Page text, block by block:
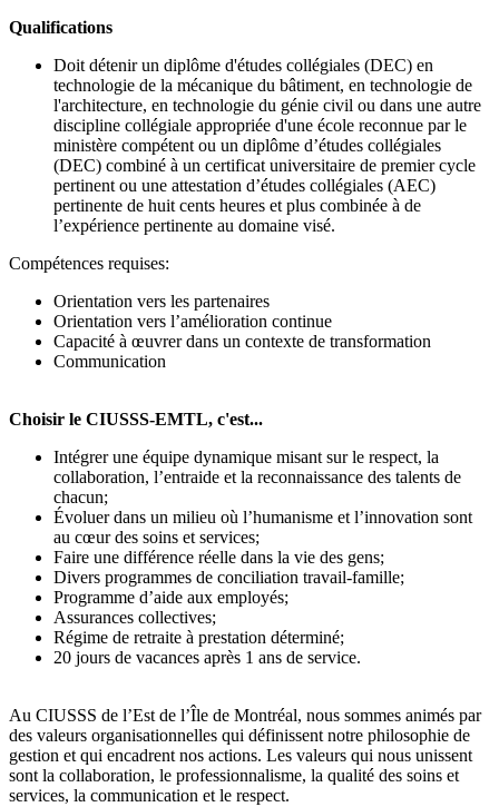
Qualifications
Doit détenir un diplôme d'études collégiales (DEC) en
technologie de la mécanique du bâtiment, en technologie de
l'architecture, en technologie du génie civil ou dans une autre
discipline collégiale appropriée d'une école reconnue par le
ministère compétent ou un diplôme d’études collégiales
(DEC) combiné à un certificat universitaire de premier cycle
pertinent ou une attestation d’études collégiales (AEC)
pertinente de huit cents heures et plus combinée à de
l’expérience pertinente au domaine visé.
Compétences requises:
Orientation vers les partenaires
Orientation vers l’amélioration continue
Capacité à œuvrer dans un contexte de transformation
Communication
Choisir le CIUSSS-EMTL, c'est...
Intégrer une équipe dynamique misant sur le respect, la
collaboration, l’entraide et la reconnaissance des talents de
chacun;
Évoluer dans un milieu où l’humanisme et l’innovation sont
au cœur des soins et services;
Faire une différence réelle dans la vie des gens;
Divers programmes de conciliation travail-famille;
Programme d’aide aux employés;
Assurances collectives;
Régime de retraite à prestation déterminé;
20 jours de vacances après 1 ans de service.
Au CIUSSS de l’Est de l’Île de Montréal, nous sommes animés par
des valeurs organisationnelles qui définissent notre philosophie de
gestion et qui encadrent nos actions. Les valeurs qui nous unissent
sont la collaboration, le professionnalisme, la qualité des soins et
services, la communication et le respect.